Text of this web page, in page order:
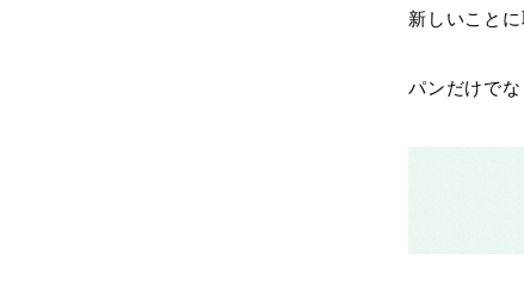
新しいこと
パンだけで